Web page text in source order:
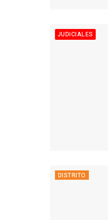
JUDICIALES
DISTRITO